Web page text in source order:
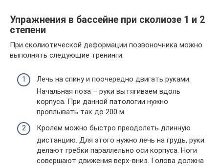
Упражнения в бассейне при сколиозе 1 и 2
степени
При сколиотической деформации позвоночника можно
выполнять следующие тренинги:
Лечь на спину и поочередно двигать руками.
Начальная поза – руки вытягиваем вдоль
корпуса. При данной патологии нужно
проплывать так до 200 м.
Кролем можно быстро преодолеть длинную
дистанцию. Для этого нужно лечь на грудь, руки
делают гребки параллельно оси корпуса. Ноги
совершают движения верх-вниз. Голова должна